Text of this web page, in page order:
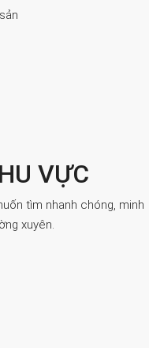
VỰC
tìm nhanh chóng, minh
xuyên.